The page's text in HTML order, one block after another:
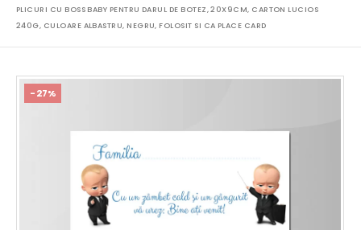
PLICURI CU BOSS BABY PENTRU DARUL DE BOTEZ, 20X9CM, CARTON LUCIOS
240G, CULOARE ALBASTRU, NEGRU, FOLOSIT SI CA PLACE CARD
-27%